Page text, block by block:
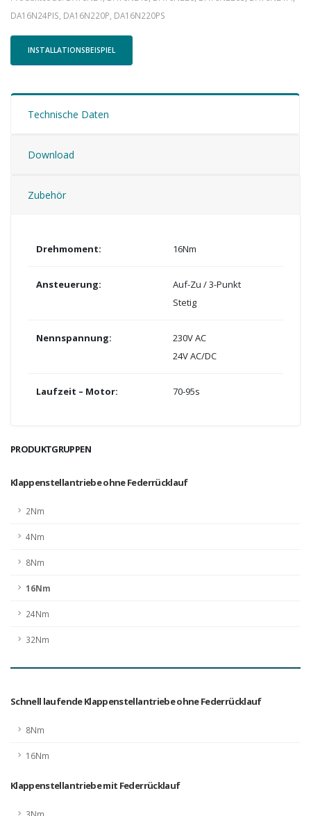
DA16N24PIS, DA16N220P, DA16N220PS
INSTALLATIONSBEISPIEL
Technische Daten
Download
Zubehör
Drehmoment: 16Nm
Ansteuerung:
Auf-Zu / 3-Punkt
Stetig
Nennspannung:
230V AC
24V AC/DC
Laufzeit – Motor: 70-95s
PRODUKTGRUPPEN
Klappenstellantriebe ohne Federrücklauf
2Nm
4Nm
8Nm
16Nm
24Nm
32Nm
Schnell laufende Klappenstellantriebe ohne Federrücklauf
8Nm
16Nm
Klappenstellantriebe mit Federrücklauf
3Nm